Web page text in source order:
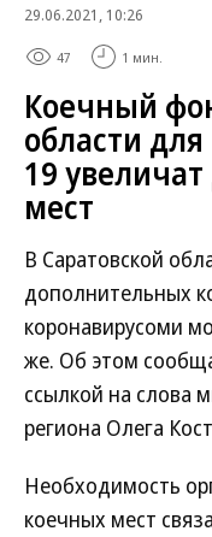
29.06.2021, 10:26
47 1 мин.
Коечный
области для
19
мест
В Саратовской
дополнительных
коронавирусоми
же. Об этом
ссылкой на слова
региона Олега
Необходимость
коечных мест